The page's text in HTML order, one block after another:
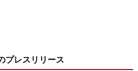
プレスリリース